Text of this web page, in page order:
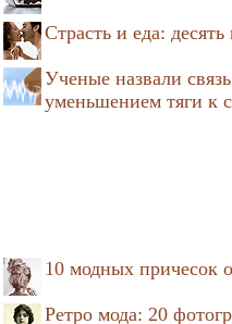
Страсть и еда:
Ученые назвали
уменьшением тяги к
10 модных причесок
Ретро мода: 20